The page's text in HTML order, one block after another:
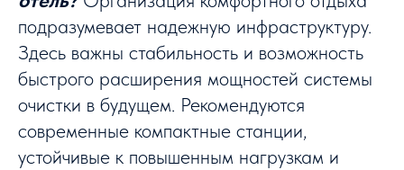
подразумевает надежную инфраструктуру.
Здесь важны стабильность и возможность
быстрого расширения мощностей системы
очистки в будущем. Рекомендуются
современные компактные станции,
устойчивые к повышенным нагрузкам и